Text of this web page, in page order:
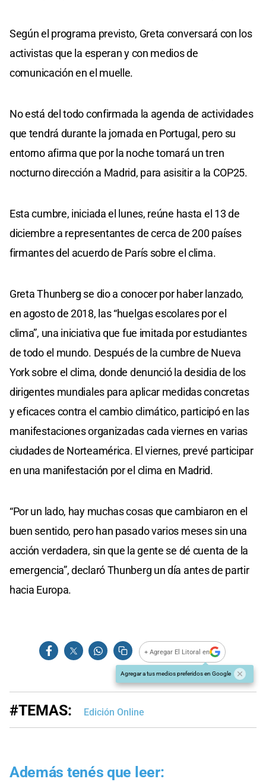
Según el programa previsto, Greta conversará con los
activistas que la esperan y con medios de
comunicación en el muelle.
No está del todo confirmada la agenda de actividades
que tendrá durante la jornada en Portugal, pero su
entorno afirma que por la noche tomará un tren
nocturno dirección a Madrid, para asisitir a la COP25.
Esta cumbre, iniciada el lunes, reúne hasta el 13 de
diciembre a representantes de cerca de 200 países
firmantes del acuerdo de París sobre el clima.
Greta Thunberg se dio a conocer por haber lanzado,
en agosto de 2018, las “huelgas escolares por el
clima”, una iniciativa que fue imitada por estudiantes
de todo el mundo. Después de la cumbre de Nueva
York sobre el clima, donde denunció la desidia de los
dirigentes mundiales para aplicar medidas concretas
y eficaces contra el cambio climático, participó en las
manifestaciones organizadas cada viernes en varias
ciudades de Norteamérica. El viernes, prevé participar
en una manifestación por el clima en Madrid.
“Por un lado, hay muchas cosas que cambiaron en el
buen sentido, pero han pasado varios meses sin una
acción verdadera, sin que la gente se dé cuenta de la
emergencia”, declaró Thunberg un día antes de partir
hacia Europa.
+ Agregar El Litoral en
Agregar a tus medios preferidos en Google
#TEMAS: Edición Online
Además tenés que leer: